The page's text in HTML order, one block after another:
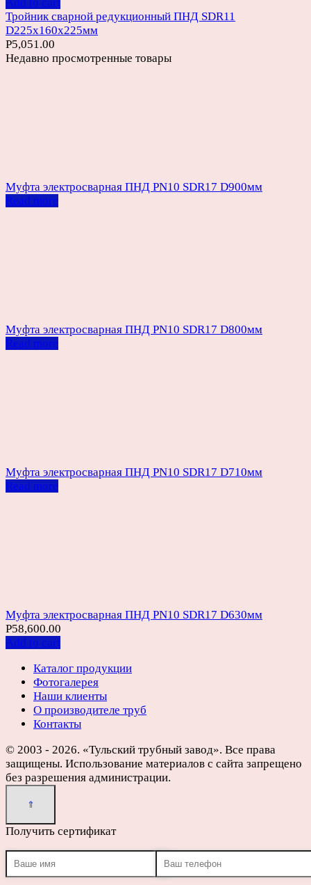
Тройник сварной редукционный ПНД SDR11
D225х160х225мм
Р5,051.00
Недавно просмотренные товары
Муфта электросварная ПНД PN10 SDR17 D900мм
Read more
Муфта электросварная ПНД PN10 SDR17 D800мм
Read more
Муфта электросварная ПНД PN10 SDR17 D710мм
Read more
Муфта электросварная ПНД PN10 SDR17 D630мм
Р58,600.00
Add to cart
Каталог продукции
Фотогалерея
Наши клиенты
О производителе труб
Контакты
© 2003 - 2026. «Тульский трубный завод». Все права
защищены. Использование материалов с сайта запрещено
без разрешения администрации.
Получить сертификат